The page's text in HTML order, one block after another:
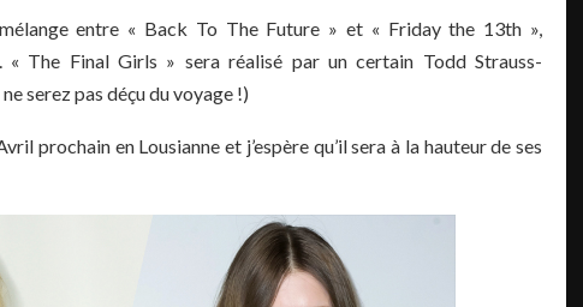
entre « Back To The Future » et « Friday the 13th »,
« The Final Girls » sera réalisé par un certain Todd Strauss-
serez pas déçu du voyage !)
prochain en Lousianne et j’espère qu’il sera à la hauteur de ses